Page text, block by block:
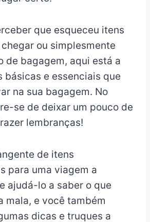
que esqueceu itens
ou simplesmente
de bagagem, aqui está a
básicas e essenciais que
na sua bagagem. No
se de deixar um pouco de
lembranças!
de itens
para uma viagem a
ajudá-lo a saber o que
mala, e você também
dicas e truques a